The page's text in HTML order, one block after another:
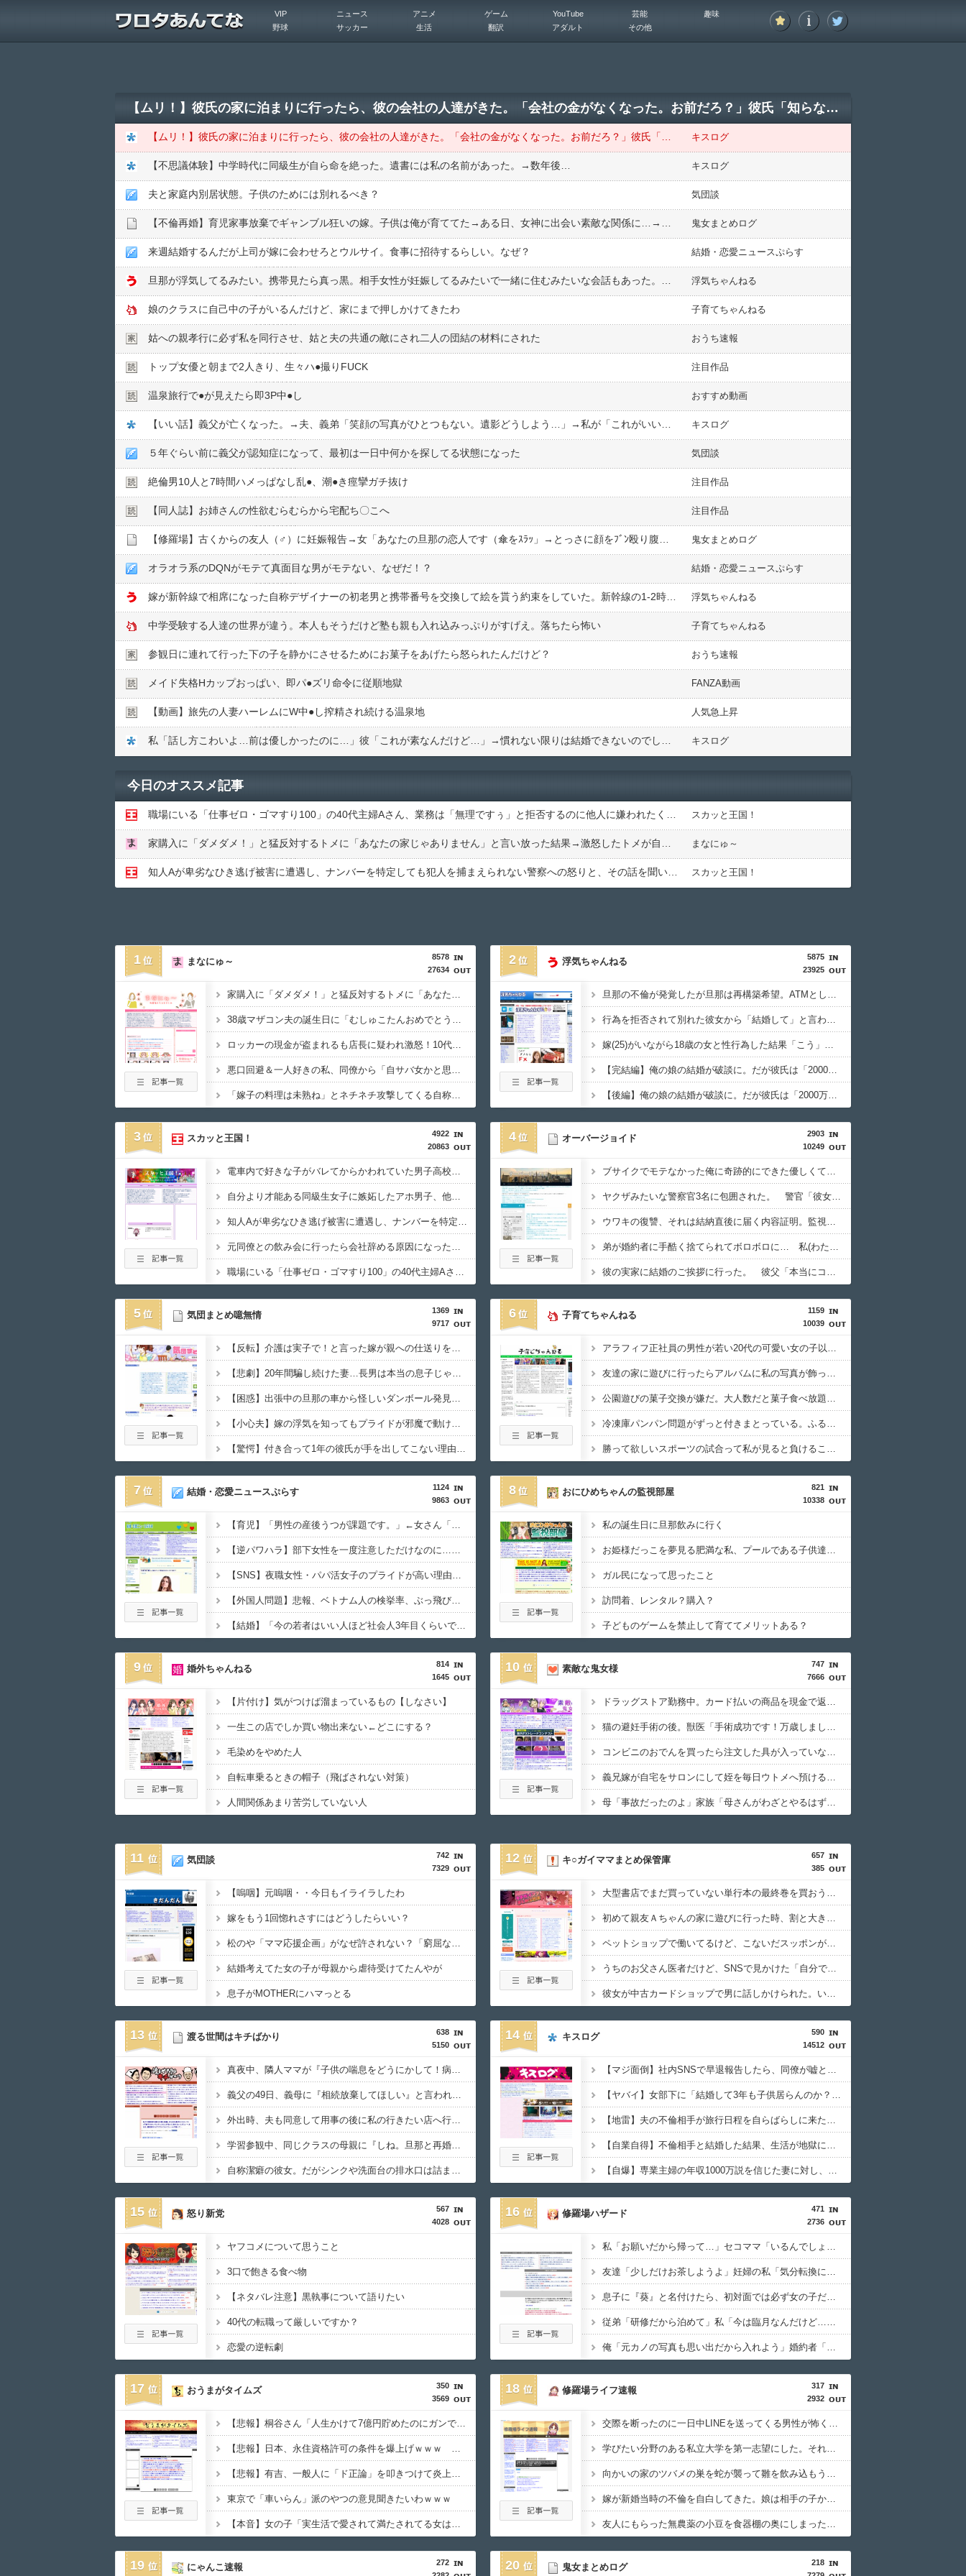
VIP ニュース アニメ ゲーム YouTube 芸能
趣味
野球
サッカー 生活 翻訳 アダルト その他
【ムリ！】彼氏の家に泊まりに行ったら、彼の会社の人達がきた。「会社の金がなくなった。お前だろ？」彼氏「知らないです」→結果。
キスログ
【不思議体験】中学時代に同級生が自ら命を絶った。遺書には私の名前があった。→数年後… キスログ
夫と家庭内別居状態。子供のためには別れるべき？ 気団談
鬼女まとめログ
来週結婚するんだが上司が嫁に会わせろとウルサイ。食事に招待するらしい。なぜ？ 結婚・恋愛ニュースぷらす
浮気ちゃんねる
娘のクラスに自己中の子がいるんだけど、家にまで押しかけてきたわ 子育てちゃんねる
姑への親孝行に必ず私を同行させ、姑と夫の共通の敵にされ二人の団結の材料にされた おうち速報
トップ女優と朝まで2人きり、生々ハ●︎撮りFUCK 注目作品
温泉旅行で●︎が見えたら即3P中●︎し おすすめ動画
キスログ
５年ぐらい前に義父が認知症になって、最初は一日中何かを探してる状態になった 気団談
絶倫男10人と7時間ハメっぱなし乱●︎、潮●︎き痙攣ガチ抜け 注目作品
【同人誌】お姉さんの性欲むらむらから宅配ち〇こへ 注目作品
鬼女まとめログ
オラオラ系のDQNがモテて真面目な男がモテない、なぜだ！？ 結婚・恋愛ニュースぷらす
浮気ちゃんねる
中学受験する人達の世界が違う。本人もそうだけど塾も親も入れ込みっぷりがすげえ。落ちたら怖い 子育てちゃんねる
参観日に連れて行った下の子を静かにさせるためにお菓子をあげたら怒られたんだけど？ おうち速報
メイド失格Hカップおっぱい、即パ●︎ズリ命令に従順地獄 FANZA動画
【動画】旅先の人妻ハーレムにW中●︎し搾精され続ける温泉地 人気急上昇
キスログ
今日のオススメ記事
スカッと王国！
まなにゅ～
スカッと王国！
1
8578
27634
まなにゅ～
家購入に「ダメダメ！」と猛反対するトメに「あなたの家じゃありません」と言い放った結果→激怒したトメが自ら〇〇を口にして最高の展開へｗｗｗｗｗｗ
38歳マザコン夫の誕生日に「むしゅこたんおめでとう！」と義実家を飾り付ける超過干渉トメ！ご近所さんを招待してあげたら、38歳メタボ夫が登場して近所のおじいさんが大爆発する事態に
ロッカーの現金が盗まれるも店長に疑われ激怒！10代キャバ嬢の私、自力でロッカー内にカメラを仕掛けて犯人を特定したら同僚の女だった…警察へ行くと言って止められ、加害者に泣かれながら大揉めして・・・
悪口回避＆一人好きの私、同僚から「自サバ女かと思ってた」と言われモヤモヤ…「全然違った～」と言われるも、気になって夜も眠れない私はどこがサバサバ？←ネチネチ気にしてる時点で自サバじゃない
「嫁子の料理は未熟ね」とネチネチ攻撃してくる自称料理自慢のトメ。かばわない旦那とトメの台所を壊滅させるDQN返しを仕掛けて実家に脱出←かばわない旦那も一緒に痛い目見ろ
2
5875
23925
浮気ちゃんねる
旦那の不倫が発覚したが旦那は再構築希望。ATMとして優秀だが私は絶対に離婚したい
行為を拒否されて別れた彼女から「結婚して」と言われ受け入れた。だがこの女、ヤバい女。
嫁(25)がいながら18歳の女と性行為した結果「こう」なった・・・
【完結編】俺の娘の結婚が破談に。だが彼氏は「2000万の土地」を購入。こじれた二人は想像以上の修羅場に
【後編】俺の娘の結婚が破談に。だが彼氏は「2000万の土地」を購入。こじれた二人は想像以上の修羅場に
3
4922
20863
スカッと王国！
電車内で好きな子がバレてからかわれていた男子高校生、見かねた友人が「人を好きになって何が悪いんだよ」と参考書を読みながら淡々と話してた←カッコ良すぎだろ
自分より才能ある同級生女子に嫉妬したアホ男子、他校や先輩にデマを吹聴して「大学進学を阻止する」と進路を潰そうと企んでるらしい
知人Aが卑劣なひき逃げ被害に遭遇し、ナンバーを特定しても犯人を捕まえられない警察への怒りと、その話を聞いて「逃げた方が得じゃん」と言い放ったBの神経がわからん
元同僚との飲み会に行ったら会社辞める原因になったパワハラ上司がいてブチ切れそう！「俺が鍛えたから出世したんだろ奢れ」とか何様のつもりだ？
職場にいる「仕事ゼロ・ゴマすり100」の40代主婦Aさん、業務は「無理ですぅ」と拒否するのに他人に嫌われたくてヨイショとお菓子配りだけ全力すぎる
4
2903
10249
オーバージョイド
ブサイクでモテなかった俺に奇跡的にできた優しくて可愛い彼女と結婚！…する直前、彼女妹のせいで想定外すぎる事態になってしまったんだが………？
ヤクザみたいな警察官3名に包囲された。 警官「彼女と結婚を前提に付き合わないか？」俺「！？」警官「悪い子じゃないぞ」 俺（さすがにNOとは言えないだろ…）結果……….
ウワキの復讐、それは結納直後に届く内容証明。監視されていたとしか思えないほど絶妙なタイミング。まさに青天の霹靂だった 「えらい人を敵に回してしまった………」
弟が婚約者に手酷く捨てられてボロボロに… 私(わたしが制裁してやりたいけど弟のケアで精一杯だ…) → しかし2年後、まさかの復讐のチャンス。姉が捨て身の一撃をかましたが………
彼の実家に結婚のご挨拶に行った。 彼父「本当にコイツでいいの？」彼「なんだよ！結婚に反対なのか！？」彼母「落ち着きなさい！（私）さん、実は息子はね…」 まさかの真実は………
5
1369
9717
気団まとめ噫無情
【反転】介護は実子で！と言った嫁が親への仕送りを家計から要求、その理由が…ｗｗｗｗ
【悲劇】20年間騙し続けた妻…長男は本当の息子じゃなかった。その真実があまりにも衝撃的すぎた結果…
【困惑】出張中の旦那の車から怪しいダンボール発見！見たらアレが…
【小心夫】嫁の浮気を知ってもプライドが邪魔で動けない。自力で解決できるか？wwww
【驚愕】付き合って1年の彼氏が手を出してこない理由がコレｗｗｗｗ
6
1159
10039
子育てちゃんねる
アラフィフ正社員の男性が若い20代の可愛い女の子以外には挨拶をしない
友達の家に遊びに行ったらアルバムに私の写真が飾ってあった。しかも私が知らない写真
公園遊びの菓子交換が嫌だ。大人数だと菓子食べ放題みたいになっちゃって身体にも歯にも良くないし最悪
冷凍庫パンパン問題がずっと付きまとっている。ふるさと納税も頼みたいけれど入れる場所がない
勝って欲しいスポーツの試合って私が見ると負けることがすごく多い気がしてる
7
1124
9863
結婚・恋愛ニュースぷらす
【育児】「男性の産後うつが課題です。」←女さん「は？」
【逆パワハラ】部下女性を一度注意しただけなのに…逆パワハラで27年勤めた会社を去った男性の壮絶な1年
【SNS】夜職女性・パパ活女子のプライドが高い理由って何？
【外国人問題】悲報、ベトナム人の検挙率、ぶっ飛びまくりだった…
【結婚】「今の若者はいい人ほど社会人3年目くらいで大学の恋人とかと結婚し、恋愛市場には一切出てこない」という投稿に共感の声
8
821
10338
おにひめちゃんの監視部屋
私の誕生日に旦那飲みに行く
お姫様だっこを夢見る肥満な私、プールである子供達に「肥満！」「肥満だ！」と騒がれた。それは慣れてるので別にいいが……その後→
ガル民になって思ったこと
訪問着、レンタル？購入？
子どものゲームを禁止して育ててメリットある？
9
814
1645
婚外ちゃんねる
【片付け】気がつけば溜まっているもの【しなさい】
一生この店でしか買い物出来ない←どこにする？
毛染めをやめた人
自転車乗るときの帽子（飛ばされない対策）
人間関係あまり苦労していない人
10
747
7666
素敵な鬼女様
ドラッグストア勤務中。カード払いの商品を現金で返金してほしいと言い張る女性客。断っても引き下がらず、その後まさかの展開に…
猫の避妊手術の後。獣医「手術成功です！万歳しましょう」私「ばんざーい！」→安心した直後、思わぬ出来事が待っていて…
コンビニのおでんを買ったら注文した具が入っていなかった。尋常でなくムカついたので店員に...
義兄嫁が自宅をサロンにして姪を毎日ウトメへ預ける生活に。数年後、そのツケが一気に回ってきて…
母「事故だったのよ」家族「母さんがわざとやるはずない」→嫁が毒を飲まされ子どもを失ったのに信じてもらえず…
11
742
7329
気団談
【嗚咽】元嗚咽・・今日もイライラしたわ
嫁をもう1回惚れさすにはどうしたらいい？
松のや「ママ応援企画」がなぜ許されない？「窮屈な世の中」に住む不幸、「尊重し合える社会」は遠ざかる一方
結婚考えてた女の子が母親から虐待受けてたんやが
息子がMOTHERにハマっとる
12
657
385
キ○ガイママまとめ保管庫
大型書店でまだ買っていない単行本の最終巻を買おうとしたら最新刊が売り場になかった。
初めて親友Ａちゃんの家に遊びに行った時、割と大き目な飾り棚にみっちり人形が飾られてた。
ペットショップで働いてるけど、こないだスッポンが入荷した。
うちのお父さん医者だけど、SNSで見かけた「自分で施術した部分しか見てない医師」そっくり。
彼女が中古カードショップで男に話しかけられた。いきなり彼女の持ち歩いてたカードを品定めしだしたらしく…
13
638
5150
渡る世間はキチばかり
真夜中、隣人ママが『子供の喘息をどうにかして！病院勤めの旦那を出せ！』と押しかけてきて・・・
義父の49日、義母に『相続放棄してほしい』と言われた夫。あっさり同意した理由を問い詰めたら・・・
外出時、夫も同意して用事の後に私の行きたい店へ行く予定だった。だが用事が終わると『興味ない』と言い出して不機嫌に・・・
学習参観中、同じクラスの母親に『しね。旦那と再婚して息子は私の子にする』と言われて・・・
自称潔癖の彼女。だがシンクや洗面台の排水口は詰まり、便座の裏も汚れたままで・・・
14
590
14512
キスログ
【マジ面倒】社内SNSで早退報告したら、同僚が嘘と決めつけてくる理由がコレｗｗｗｗ
【ヤバイ】女部下に「結婚して3年も子供居らんのか？」と問い詰めた結果ｗｗｗｗ
【地雷】夫の不倫相手が旅行日程を自らばらしに来た結果ｗｗｗｗ
【自業自得】不倫相手と結婚した結果、生活が地獄に…その理由がコレｗｗｗｗ
【自爆】専業主婦の年収1000万説を信じた妻に対し、クレームを入れ続けた旦那の末路がこちらｗｗｗｗ
15
567
4028
怒り新党
ヤフコメについて思うこと
3口で飽きる食べ物
【ネタバレ注意】黒執事について語りたい
40代の転職って厳しいですか？
恋愛の逆転劇
16
471
2736
修羅場ハザード
私「お願いだから帰って…」セコママ「いるんでしょ？」→玄関をガチャガチャされ、警察を呼ぶ事態になって…
友達「少しだけお茶しようよ」妊婦の私「気分転換になるなら…」→帰宅してから思わぬ異変が起きて…
息子に『葵』と名付けたら、初対面では必ず女の子だと思われる。同じ名前でも避けられなかった勘違いとは…
従弟「研修だから泊めて」私「今は臨月なんだけど…」→断りきれず了承したら、さらに図々しい要求まで飛び出して…
俺「元カノの写真も思い出だから入れよう」婚約者「結婚やめる！」→結婚式で使うアルバム選びで大失敗して...
17
350
3569
おうまがタイムズ
【悲報】桐谷さん「人生かけて7億円貯めたのにガンで死ぬかも。もっと素直に遊べばよかった…」
【悲報】日本、永住資格許可の条件を爆上げｗｗｗ 外国人さん「もう日本ええわ・・」
【悲報】有吉、一般人に「ド正論」を叩きつけて炎上ｗｗｗｗｗｗｗｗ
東京で「車いらん」派のやつの意見聞きたいわｗｗｗ
【本音】女の子「実生活で愛されて満たされてる女は『SNSに自撮り』しない」
18
317
2932
修羅場ライフ速報
交際を断ったのに一日中LINEを送ってくる男性が怖くなって友人に相談した。すると「障がい者だからって断るとか軽蔑する」と言われて…
学びたい分野のある私立大学を第一志望にした。それを担任に伝えたら「お前の言う学問なんてやりたいなんて頭がおかしい！」と怒鳴られ…
向かいの家のツバメの巣を蛇が襲って雛を飲み込もうとした。すると向かいの家の長女が園芸用支柱で蛇を巻き取り…
嫁が新婚当時の不倫を自白してきた。娘は相手の子かもしれないそうで俺と娘が他人なら男女の関係になるかもしれないと不安だったそうで…
友人にもらった無農薬の小豆を食器棚の奥にしまった。それを忘れたまま半年が経ったある日、棚からガサガサ音がして…
19
272
にゃんこ速報 20
218
鬼女まとめログ